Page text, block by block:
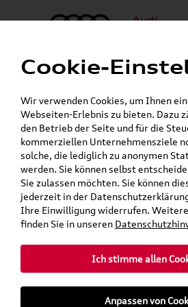
Menü
24h-Pannenhilfe:+49 (0)171 / 870 72
Gerade geschlossen
Verkauf:
Mo. - Fr. 08:00 - 19:00 Uhr Sa.
Service:Mo. - Fr. 06:00 - 20:00 Uhr Sa.
teilen Twitter Instagram
»
Cookie-
Wir verwenden Cookies, um Ihnen
Webseiten-Erlebnis zu bieten. Dazu
den Betrieb der Seite und für die
kommerziellen Unternehmensziele
solche, die lediglich zu anonymen
werden. Sie können selbst
Sie zulassen möchten. Sie können
jederzeit in der
Ihre Einwilligung widerrufen.
finden Sie in unseren
Ich stimme allen
Anpassen von